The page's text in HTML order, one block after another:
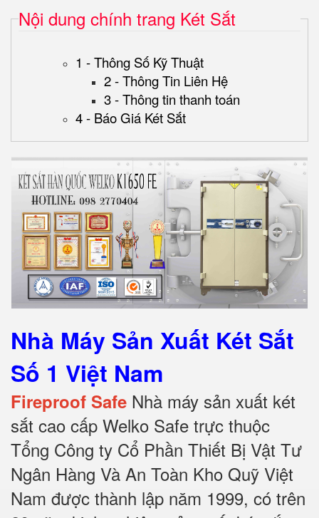
Nội dung chính trang Két Sắt
1 - Thông Số Kỹ Thuật
2 - Thông Tin Liên Hệ
3 - Thông tin thanh toán
4 - Báo Giá Két Sắt
Nhà Máy Sản Xuất Két Sắt
Số 1 Việt Nam
Fireproof Safe Nhà máy sản xuất két
sắt cao cấp Welko Safe trực thuộc
Tổng Công ty Cổ Phần Thiết Bị Vật Tư
Ngân Hàng Và An Toàn Kho Quỹ Việt
Nam được thành lập năm 1999, có trên